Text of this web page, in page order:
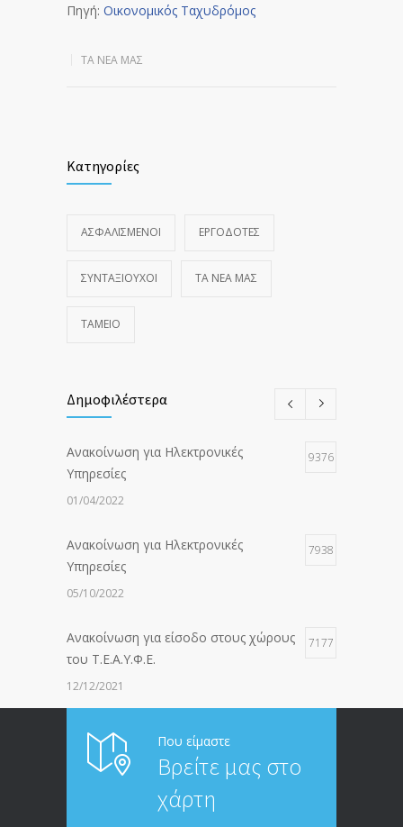
Πηγή: Οικονομικός Ταχυδρόμος
ΤΑ ΝΈΑ ΜΑΣ
Κατηγορίες
ΑΣΦΑΛΙΣΜΕΝΟΙ ΕΡΓΟΔΟΤΕΣ
ΣΥΝΤΑΞΙΟΥΧΟΙ ΤΑ ΝΈΑ ΜΑΣ
ΤΑΜΕΙΟ
Δημοφιλέστερα
Ανακοίνωση για Ηλεκτρονικές
Υπηρεσίες
9376
01/04/2022
Ανακοίνωση για Ηλεκτρονικές
Υπηρεσίες
7938
05/10/2022
Ανακοίνωση για είσοδο στους χώρους
του Τ.Ε.Α.Υ.Φ.Ε.
7177
12/12/2021
ΑΝΑΚΟΙΝΩΣΗ ΠΡΟΣ ΣΥΝΤΑΞΙΟΥΧΟΥΣ
20/12/2019
Που είμαστε
Βρείτε μας στο
χάρτη